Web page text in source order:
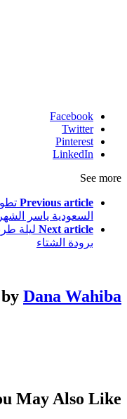
Facebook
Twitter
Pinterest
LinkedIn
See more
Previous article
السعودية ياسر
Next article ليلة
برودة الشتاء
Dana Wahiba
May Also Like